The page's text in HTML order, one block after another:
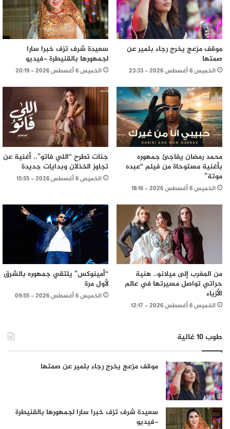
موقف مزعج يخرج رجاء بلمير عن
صمتها
الخميس 6 أغسطس 2026 - 23:33
سعيدة شرف تزف خبرا سارا
لجمهورها بالقنيطرة -فيديو
الخميس 6 أغسطس 2026 - 20:19
محمد رمضان يفاجئ جمهوره
بأغنية مستوحاة من فيلم “عبده
موتة”
الخميس 6 أغسطس 2026 - 18:16
جنات تطرح “اللي فاتو”.. أغنية عن
تجاوز الخذلان وبدايات جديدة
الخميس 6 أغسطس 2026 - 15:55
من المغرب إلى ميلانو.. هنية
حراتي تواصل مسيرتها في عالم
الأزياء
الخميس 6 أغسطس 2026 - 12:17
“أمينوكس” يلتقي جمهوره بالشرق
لأول مرة
الخميس 6 أغسطس 2026 - 09:55
طوب 10 غالية
موقف مزعج يخرج رجاء بلمير عن صمتها
سعيدة شرف تزف خبرا سارا لجمهورها بالقنيطرة
-فيديو